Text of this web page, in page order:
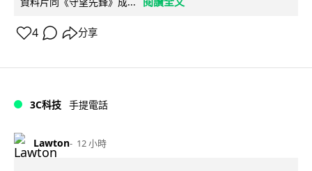
4 分享
3C科技 手提電話
Lawton 12 小時